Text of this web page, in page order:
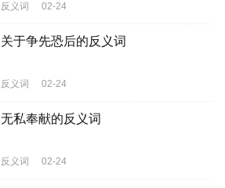
反义词 02-24
关于争先恐后的反义词
反义词 02-24
无私奉献的反义词
反义词 02-24